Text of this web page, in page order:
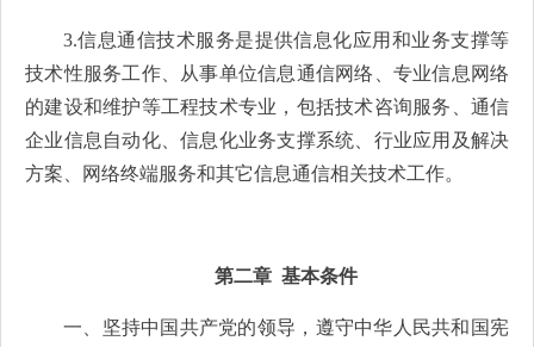
3.信息通信技术服务是提供信息化应用和业务支撑等
技术性服务工作、从事单位信息通信网络、专业信息网络
的建设和维护等工程技术专业，包括技术咨询服务、通信
企业信息自动化、信息化业务支撑系统、行业应用及解决
方案、网络终端服务和其它信息通信相关技术工作。
第二章 基本条件
一、坚持中国共产党的领导，遵守中华人民共和国宪